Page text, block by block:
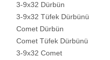
3-9x32 Dürbün
3-9x32 Tüfek Dürbünü
Comet Dürbün
Comet Tüfek Dürbünü
3-9x32 Comet